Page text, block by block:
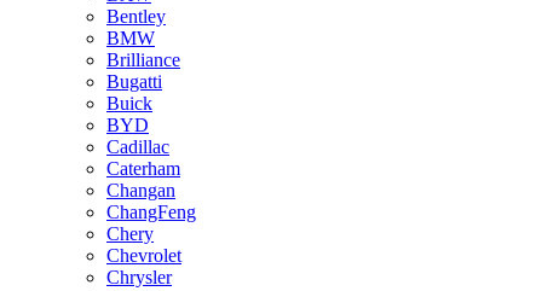
Bentley
BMW
Brilliance
Bugatti
Buick
BYD
Cadillac
Caterham
Changan
ChangFeng
Chery
Chevrolet
Chrysler